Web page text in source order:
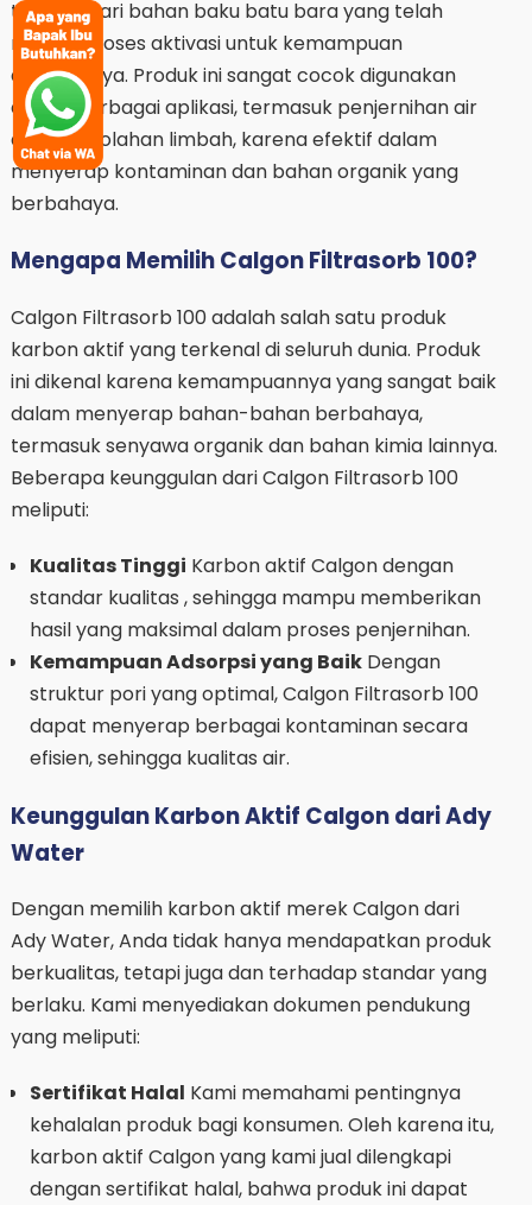
terbuat dari bahan baku batu bara yang telah
melalui proses aktivasi untuk kemampuan
adsorpsinya. Produk ini sangat cocok digunakan
dalam berbagai aplikasi, termasuk penjernihan air
dan pengolahan limbah, karena efektif dalam
menyerap kontaminan dan bahan organik yang
berbahaya.
Mengapa Memilih Calgon Filtrasorb 100?
Calgon Filtrasorb 100 adalah salah satu produk
karbon aktif yang terkenal di seluruh dunia. Produk
ini dikenal karena kemampuannya yang sangat baik
dalam menyerap bahan-bahan berbahaya,
termasuk senyawa organik dan bahan kimia lainnya.
Beberapa keunggulan dari Calgon Filtrasorb 100
meliputi:
Kualitas Tinggi Karbon aktif Calgon dengan
standar kualitas , sehingga mampu memberikan
hasil yang maksimal dalam proses penjernihan.
Kemampuan Adsorpsi yang BaikDengan
struktur pori yang optimal, Calgon Filtrasorb 100
dapat menyerap berbagai kontaminan secara
efisien, sehingga kualitas air.
Keunggulan Karbon Aktif Calgon dari Ady
Water
Dengan memilih karbon aktif merek Calgon dari
Ady Water, Anda tidak hanya mendapatkan produk
berkualitas, tetapi juga dan terhadap standar yang
berlaku. Kami menyediakan dokumen pendukung
yang meliputi:
Sertifikat Halal Kami memahami pentingnya
kehalalan produk bagi konsumen. Oleh karena itu,
karbon aktif Calgon yang kami jual dilengkapi
dengan sertifikat halal, bahwa produk ini dapat